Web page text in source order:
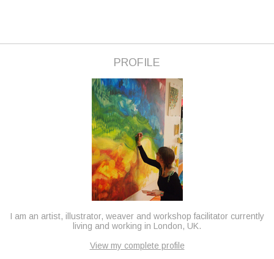
PROFILE
I am an artist, illustrator, weaver and workshop facilitator currently
living and working in London, UK.
View my complete profile